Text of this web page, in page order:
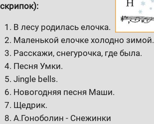
скрипок):
В лесу родилась елочка.
Маленькой елочке холодно зимой.
Расскажи, снегурочка, где была.
Песня Умки.
Jingle bells.
Новогодняя песня Маши.
Щедрик.
А.Гоноболин - Снежинки